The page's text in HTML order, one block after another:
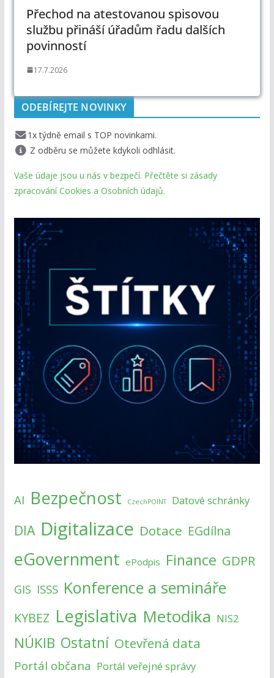
Přechod na atestovanou spisovou
službu přináší úřadům řadu dalších
povinností
17.7.2026
ODEBÍREJTE NOVINKY
1x týdně email s TOP novinkami.
Z odběru se můžete kdykoli odhlásit.
Vaše údaje jsou u nás v bezpečí. Přečtěte si zásady
zpracování Cookies a Osobních údajů.
AI Bezpečnost CzechPOINT Datové schránky
DIA Digitalizace Dotace EGdílna
eGovernment ePodpis Finance GDPR
GIS ISSS Konference a semináře
KYBEZ Legislativa Metodika NIS2
NÚKIB Ostatní Otevřená data
Portál občana Portál veřejné správy